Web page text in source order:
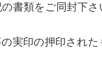
書類をご同封下さ
の実印の押印され